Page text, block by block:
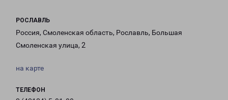
РОСЛАВЛЬ
Россия, Смоленская область, Рославль, Большая
Смоленская улица, 2
на карте
ТЕЛЕФОН